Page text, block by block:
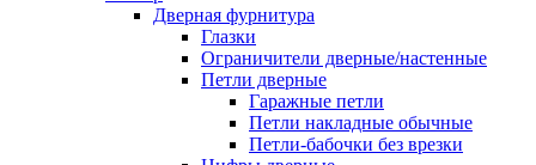
Дверная фурнитура
Глазки
Ограничители дверные/настенные
Петли дверные
Гаражные петли
Петли накладные обычные
Петли-бабочки без врезки